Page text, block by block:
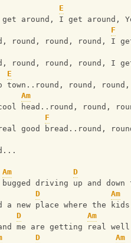
E
get around, I get around,
F
round, round, round, I
round, round, round, I
E
town..round, round,
Am
head..round, round,
F
good bread..round,
Am D
driving up and
D Am
new place where the
D Am
me are getting real well
D Am